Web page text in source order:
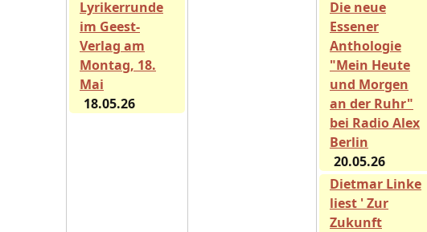
Lyrikerrunde
im Geest-
Verlag am
Montag, 18.
Mai
18.05.26
Die neue
Essener
Anthologie
"Mein Heute
und Morgen
an der Ruhr"
bei Radio Alex
Berlin
20.05.26
Dietmar Linke
liest ' Zur
Zukunft